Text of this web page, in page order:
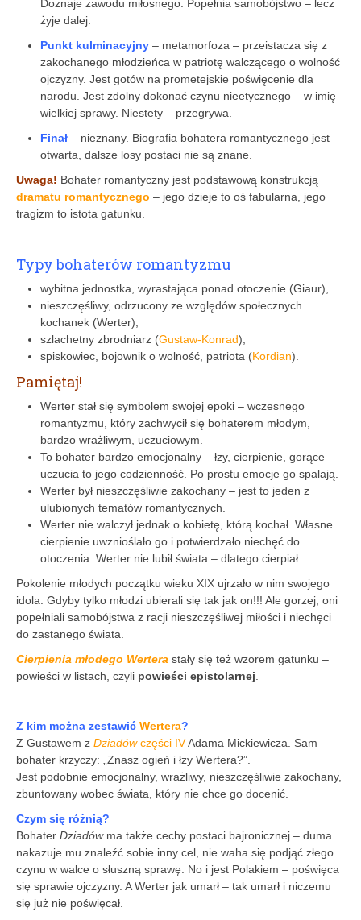
Doznaje zawodu miłosnego. Popełnia samobójstwo – lecz
żyje dalej.
Punkt kulminacyjny – metamorfoza – przeistacza się z
zakochanego młodzieńca w patriotę walczącego o wolność
ojczyzny. Jest gotów na prometejskie poświęcenie dla
narodu. Jest zdolny dokonać czynu nieetycznego – w imię
wielkiej sprawy. Niestety – przegrywa.
Finał – nieznany. Biografia bohatera romantycznego jest
otwarta, dalsze losy postaci nie są znane.
Uwaga! Bohater romantyczny jest podstawową konstrukcją
dramatu romantycznego – jego dzieje to oś fabularna, jego
tragizm to istota gatunku.
Typy bohaterów romantyzmu
wybitna jednostka, wyrastająca ponad otoczenie (Giaur),
nieszczęśliwy, odrzucony ze względów społecznych
kochanek (Werter),
szlachetny zbrodniarz (Gustaw-Konrad),
spiskowiec, bojownik o wolność, patriota (Kordian).
Pamiętaj!
Werter stał się symbolem swojej epoki – wczesnego
romantyzmu, który zachwycił się bohaterem młodym,
bardzo wrażliwym, uczuciowym.
To bohater bardzo emocjonalny – łzy, cierpienie, gorące
uczucia to jego codzienność. Po prostu emocje go spalają.
Werter był nieszczęśliwie zakochany – jest to jeden z
ulubionych tematów romantycznych.
Werter nie walczył jednak o kobietę, którą kochał. Własne
cierpienie uwznioślało go i potwierdzało niechęć do
otoczenia. Werter nie lubił świata – dlatego cierpiał…
Pokolenie młodych początku wieku XIX ujrzało w nim swojego
idola. Gdyby tylko młodzi ubierali się tak jak on!!! Ale gorzej, oni
popełniali samobójstwa z racji nieszczęśliwej miłości i niechęci
do zastanego świata.
Cierpienia młodego Wertera stały się też wzorem gatunku –
powieści w listach, czyli powieści epistolarnej
Z kim można zestawić Wertera?
Z Gustawem z Dziadówczęści IVAdama Mickiewicza. Sam
bohater krzyczy: „Znasz ogień i łzy Wertera?”.
Jest podobnie emocjonalny, wrażliwy, nieszczęśliwie zakochany,
zbuntowany wobec świata, który nie chce go docenić.
Czym się różnią?
Bohater Dziadówma także cechy postaci bajronicznej – duma
nakazuje mu znaleźć sobie inny cel, nie waha się podjąć złego
czynu w walce o słuszną sprawę. No i jest Polakiem – poświęca
się sprawie ojczyzny. A Werter jak umarł – tak umarł i niczemu
się już nie poświęcał.